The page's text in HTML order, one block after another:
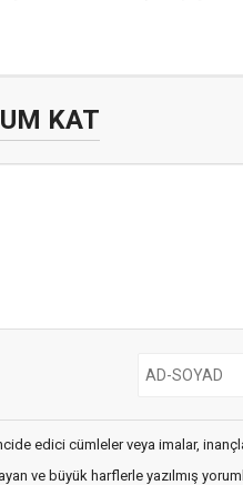
KAT
edici cümleler veya imalar,
ve büyük harflerle yazılmış